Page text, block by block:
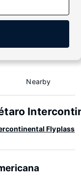
Nearby
Flyplass